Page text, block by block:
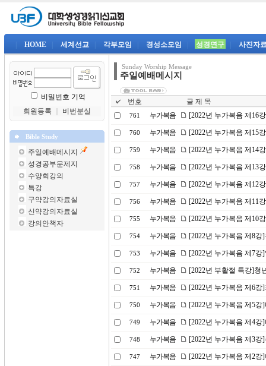
HOME 세계선교 각부모임 경성소모임 성경연구 사진자
비밀번호 기억
회원등록
비번분실
Bible Study
주일예배메시지
성경공부문제지
수양회강의
특강
구약강의자료실
신약강의자료실
강의안책자
Sunday Worship Message
주일예배메시지
번호 글 제 목
761 누가복음 [2022년 누가복음 제16
760 누가복음 [2022년 누가복음 제15
759 누가복음 [2022년 누가복음 제14
758 누가복음 [2022년 누가복음 제13
757 누가복음 [2022년 누가복음 제12
756 누가복음 [2022년 누가복음 제11
755 누가복음 [2022년 누가복음 제10
754 누가복음 [2022년 누가복음 제8
753 누가복음 [2022년 누가복음 제7
752 누가복음 [2022년 부활절 특강]청
751 누가복음 [2022년 누가복음 제6
750 누가복음 [2022년 누가복음 제5
749 누가복음 [2022년 누가복음 제4
748 누가복음 [2022년 누가복음 제3
747 누가복음 [2022년 누가복음 제2